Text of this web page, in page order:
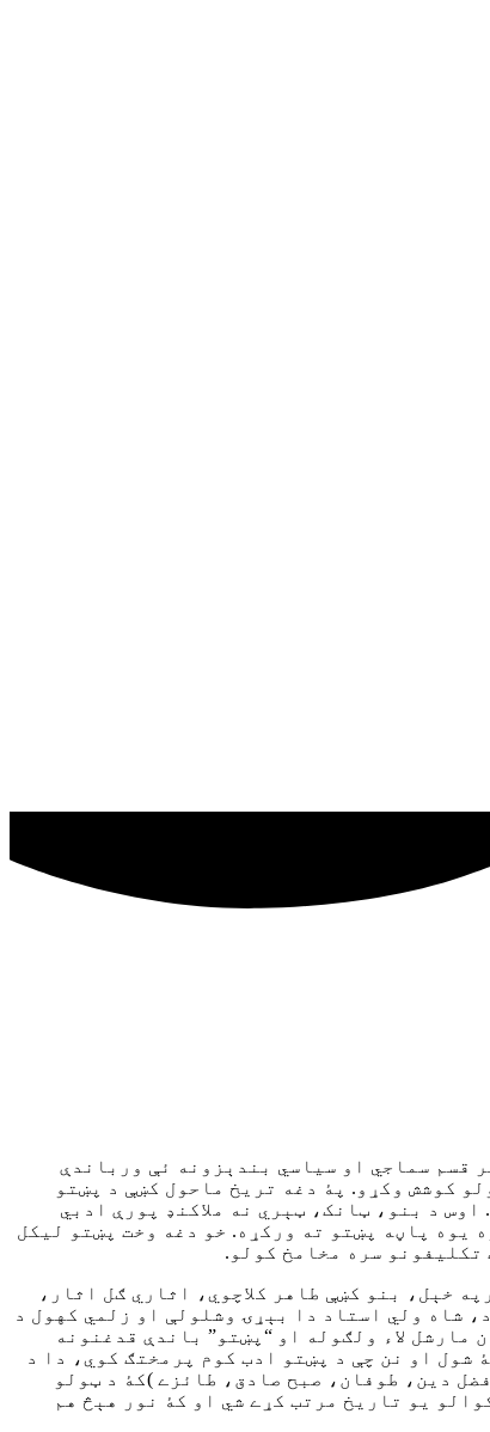
قسم سماجي او سیاسي بندېزونه ئې ورباندې
کوشش وکړو. پۀ دغه تریخ ماحول کښې د پښتو
د بنو، ټانک، ټېري نه ملاکنډ پورې ادبي
یوه پاڼه پښتو ته ورکړه. خو دغه وخت پښتو لیکل
تکلیفونو سره مخامخ کولو.
درپه خېل، بنو کښې طاهر کلاچوي، اثاري ګل اثار،
شاه ولي استاد دا بېړۍ وشلولې او زلمي کهول د
مشاعرې او ادبي تقریبات شروع شول. دغه دوران کښې کال 1958ز کښې ایوب خان مارشل لاء ولګوله او “پښتو” باندې قدغنونه
شول او نن چې د پښتو ادب کوم پرمختګ کوي، دا د
دین، طوفان، صبح صادق، طائزے )کۀ د ټولو
یو تاریخ مرتب کړے شي او کۀ نور هېڅ هم